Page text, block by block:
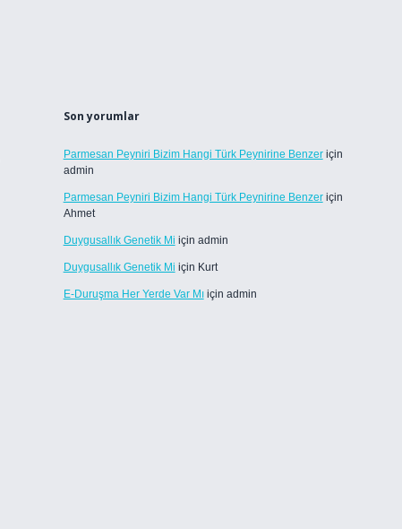
Son yorumlar
Parmesan Peyniri Bizim Hangi Türk Peynirine Benzeriçin
admin
Parmesan Peyniri Bizim Hangi Türk Peynirine Benzeriçin
Ahmet
Duygusallık Genetik Mi için admin
Duygusallık Genetik Mi için Kurt
E-Duruşma Her Yerde Var Mıiçin admin